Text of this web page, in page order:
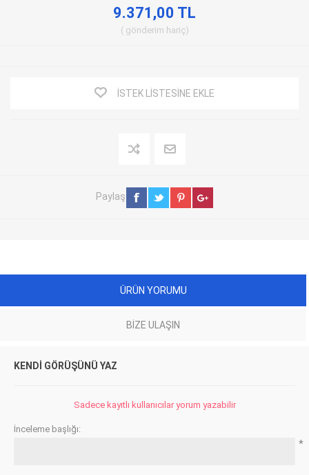
9.371,00 TL
gönderim hariç
İSTEK LISTESINE EKLE
Paylaş
ÜRÜN YORUMU
BIZE ULAŞIN
KENDI GÖRÜŞÜNÜ YAZ
Sadece kayıtlı kullanıcılar yorum yazabilir
İnceleme başlığı:
*